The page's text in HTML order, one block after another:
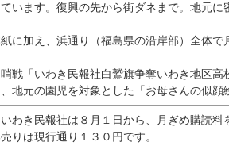
います。復興の先から街ダネまで。地元
に加え、浜通り（福島県の沿岸部）全体で
戦「いわき民報社白鷲旗争奪いわき地区高
地元の園児を対象とした「お母さんの似顔
いわき民報社は８月１日から、月ぎめ購読
りは現行通り１３０円です。